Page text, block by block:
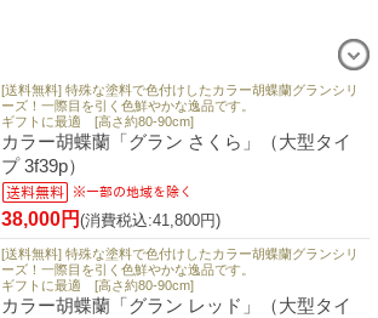
[送料無料] 特殊な塗料で色付けしたカラー胡蝶蘭グランシリ
ーズ！一際目を引く色鮮やかな逸品です。
ギフトに最適 [高さ約80-90cm]
カラー胡蝶蘭「グラン さくら」（大型タイ
プ 3f39p）
38,000円 (消費税込:41,800円)
[送料無料] 特殊な塗料で色付けしたカラー胡蝶蘭グランシリ
ーズ！一際目を引く色鮮やかな逸品です。
ギフトに最適 [高さ約80-90cm]
カラー胡蝶蘭「グラン レッド」（大型タイ